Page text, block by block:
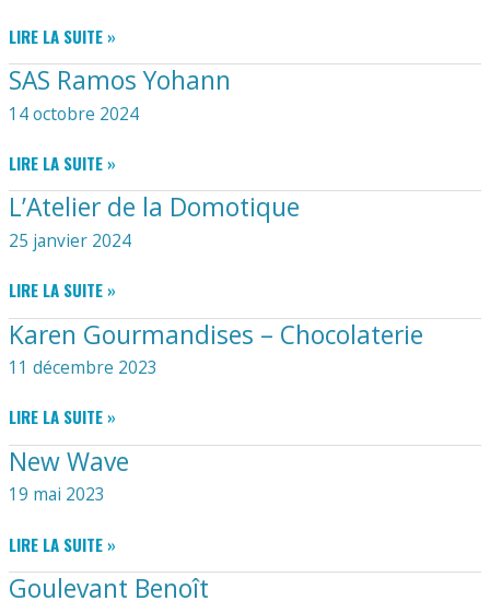
FLOW’PAINT
LIRE LA SUITE »
SAS Ramos Yohann
14 octobre 2024
SAS
RAMOS
YOHANN
LIRE LA SUITE »
L’Atelier de la Domotique
25 janvier 2024
L’ATELIER
DE
LA
DOMOTIQUE
LIRE LA SUITE »
Karen Gourmandises – Chocolaterie
11 décembre 2023
KAREN
GOURMANDISES
–
CHOCOLATERIE
LIRE LA SUITE »
New Wave
19 mai 2023
NEW
WAVE
LIRE LA SUITE »
Goulevant Benoît